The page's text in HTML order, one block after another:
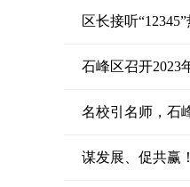
区长接听
石峰区召开2023
名校引名师，石
谋发展、促共赢